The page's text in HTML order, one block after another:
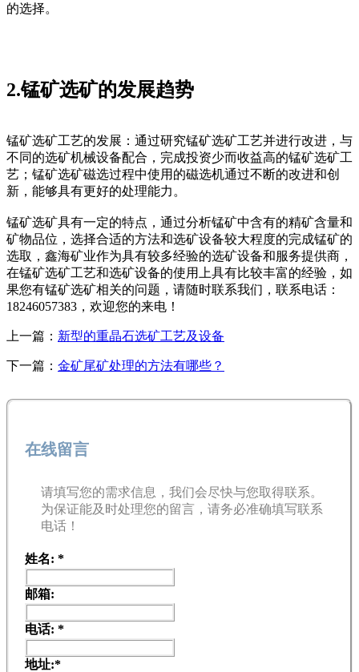
的选择。
2.锰矿选矿的发展趋势
锰矿选矿工艺的发展：通过研究锰矿选矿工艺并进行改进，与
不同的选矿机械设备配合，完成投资少而收益高的锰矿选矿工
艺；锰矿选矿磁选过程中使用的磁选机通过不断的改进和创
新，能够具有更好的处理能力。
锰矿选矿具有一定的特点，通过分析锰矿中含有的精矿含量和
矿物品位，选择合适的方法和选矿设备较大程度的完成锰矿的
选取，鑫海矿业作为具有较多经验的选矿设备和服务提供商，
在锰矿选矿工艺和选矿设备的使用上具有比较丰富的经验，如
果您有锰矿选矿相关的问题，请随时联系我们，联系电话：
18246057383，欢迎您的来电！
上一篇： 新型的重晶石选矿工艺及设备
下一篇： 金矿尾矿处理的方法有哪些？
在线留言
请填写您的需求信息，我们会尽快与您取得联系。
为保证能及时处理您的留言，请务必准确填写联系
电话！
姓名: *
邮箱:
电话: *
地址:*